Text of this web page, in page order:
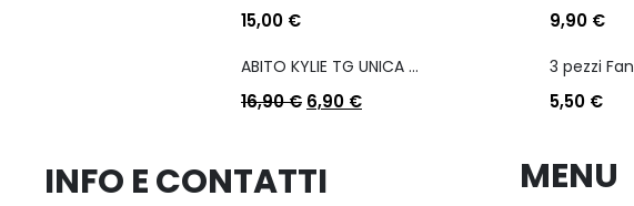
15,00 €
ABITO KYLIE TG UNICA COL A SCELTA
16,90€ 6,90 €
9,90 €
5,50 €
INFO E CONTATTI MENU